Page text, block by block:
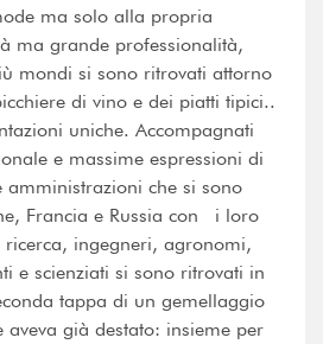
ma solo alla propria
ma grande professionalità,
mondi si sono ritrovati attorno
di vino e dei piatti tipici..
uniche. Accompagnati
e massime espressioni di
amministrazioni che si sono
Francia e Russia con i loro
ingegneri, agronomi,
e scienziati si sono ritrovati in
tappa di un gemellaggio
aveva già destato: insieme per